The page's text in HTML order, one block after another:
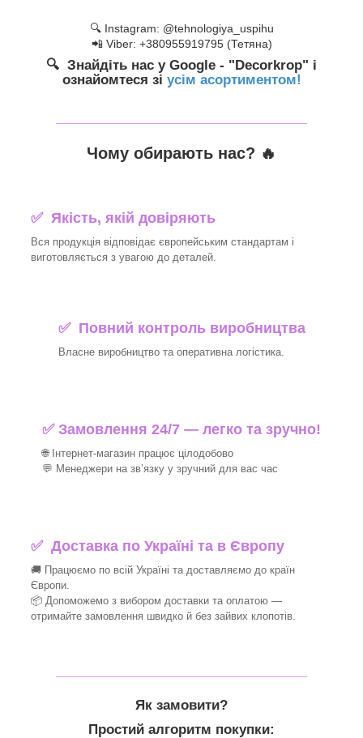
🔍 Instagram: @tehnologiya_uspihu
📲 Viber: +380955919795 (Тетяна)
🔍 Знайдіть нас у Google - "Decorkrop" і
ознайомтеся зі усім асортиментом!
Чому обирають нас? 🔥
✅ Якість, якій довіряють
Вся продукція відповідає європейським стандартам і
виготовляється з увагою до деталей.
✅ Повний контроль виробництва
Власне виробництво та оперативна логістика.
✅ Замовлення 24/7 — легко та зручно!
🌐 Інтернет-магазин працює цілодобово
💬 Менеджери на зв’язку у зручний для вас час
✅Доставка по Україні та в Європу
🚚 Працюємо по всій Україні та доставляємо до країн
Європи.
📦 Допоможемо з вибором доставки та оплатою —
отримайте замовлення швидко й без зайвих клопотів.
Як замовити?
Простий алгоритм покупки: